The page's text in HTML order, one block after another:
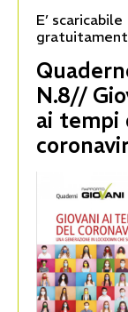
E’ scaricabile
N.8//
ai tempi